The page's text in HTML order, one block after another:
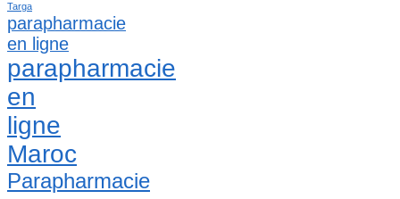
Targa
parapharmacie
en ligne
parapharmacie
en
ligne
Maroc
Parapharmacie